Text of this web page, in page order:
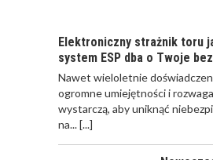
Elektroniczny strażnik toru
system ESP dba o Twoje
Nawet wieloletnie
ogromne umiejętności i
wystarczą, aby uniknąć
na...[...]